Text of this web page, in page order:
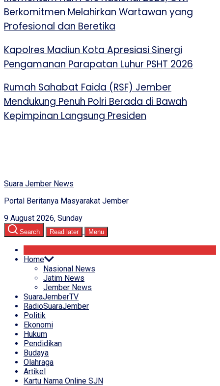
Berkomitmen Melahirkan Wartawan yang
Profesional dan Beretika
Kapolres Madiun Kota Apresiasi Sinergi
Pengamanan Parapatan Luhur PSHT 2026
Rumah Sahabat Faida (RSF) Jember
Mendukung Penuh Polri Berada di Bawah
Kepimpinan Langsung Presiden
Suara Jember News
Portal Beritanya Masyarakat Jember
9 August 2026, Sunday
Search Read later Menu
Home
Nasional News
Jatim News
Jember News
SuaraJemberTV
RadioSuaraJember
Politik
Ekonomi
Hukum
Pendidikan
Budaya
Olahraga
Artikel
Kartu Nama Online SJN